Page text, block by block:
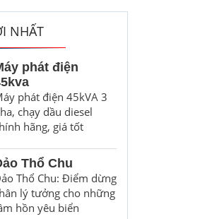
NHẤT
phát điện
phát điện 45kVA 3
chạy dầu diesel
hãng, giá tốt
Thổ Chu
Thổ Chu: Điểm dừng
lý tưởng cho những
hồn yêu biển